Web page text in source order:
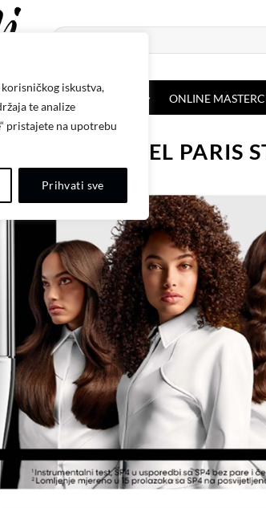
iskustva,
te analize
pristajete na upotrebu
Prihvati sve
Pretraži:
ONLINE
PARIS